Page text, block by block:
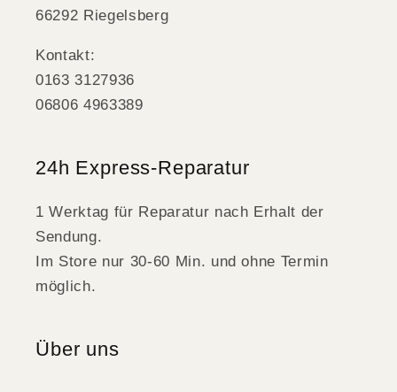
66292 Riegelsberg
Kontakt:
0163 3127936
06806 4963389
24h Express-Reparatur
1 Werktag für Reparatur nach Erhalt der
Sendung.
Im Store nur 30-60 Min. und ohne Termin
möglich.
Über uns